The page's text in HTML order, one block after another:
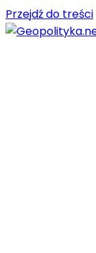
Przejdź do treści